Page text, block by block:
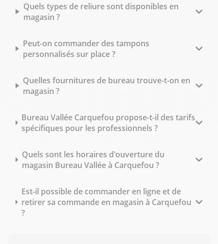
Quels types de reliure sont disponibles en
magasin ?
Peut-on commander des tampons
personnalisés sur place ?
Quelles fournitures de bureau trouve-t-on en
magasin ?
Bureau Vallée Carquefou propose-t-il des tarifs
spécifiques pour les professionnels ?
Quels sont les horaires d'ouverture du
magasin Bureau Vallée à Carquefou ?
Est-il possible de commander en ligne et de
retirer sa commande en magasin à Carquefou
?